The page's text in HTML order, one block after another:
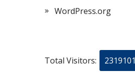
WordPress.org
Total Visitors: 2319101